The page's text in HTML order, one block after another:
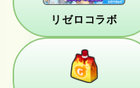
リゼロコラボ